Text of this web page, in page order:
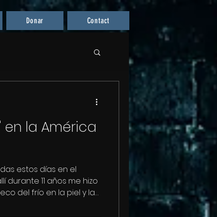
Donar Contact
en la América
estos días en el
durante 11 años me hizo
del frío en la piel y la